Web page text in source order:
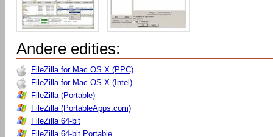
Andere edities:
FileZilla for Mac OS X (PPC)
FileZilla for Mac OS X (Intel)
FileZilla (Portable)
FileZilla (PortableApps.com)
FileZilla 64-bit
FileZilla 64-bit Portable